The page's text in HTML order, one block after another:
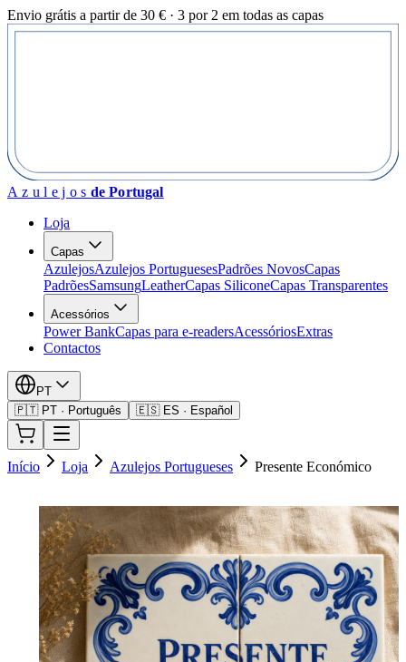
Envio grátis a partir de 30 € · 3 por 2 em todas as capas
Azulejos de Portugal
Loja
Capas
AzulejosAzulejos PortuguesesPadrões NovosCapas
PadrõesSamsungLeatherCapas SiliconeCapas Transparentes
Acessórios
Power BankCapas para e-readersAcessóriosExtras
Contactos
PT
🇵🇹 PT · Português
🇪🇸 ES · Español
Início Loja Azulejos Portugueses Presente Económico